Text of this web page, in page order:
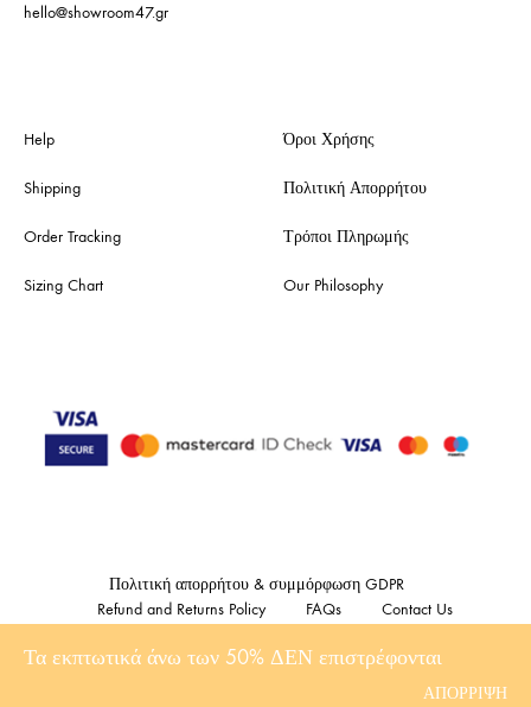
Τα εκπτωτικά άνω των 50% ΔΕΝ επιστρέφονται
ΑΠΌΡΡΙΨΗ
hello@showroom47.gr
Help
Shipping
Order Tracking
Sizing Chart
Όροι Χρήσης
Πολιτική Απορρήτου
Τρόποι Πληρωμής
Our Philosophy
©2023 Showroom47. All rights reserved Made with by DonDigital .gr
Πολιτική απορρήτου & συμμόρφωση GDPR
Refund and Returns Policy
FAQs Contact Us